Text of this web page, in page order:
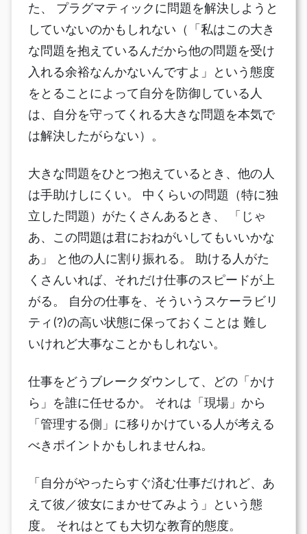
た、 プラグマティックに問題を解決しようと
していないのかもしれない（「私はこの大き
な問題を抱えているんだから他の問題を受け
入れる余裕なんかないんですよ」という態度
をとることによって自分を防御している人
は、自分を守ってくれる大きな問題を本気で
は解決したがらない）。
大きな問題をひとつ抱えているとき、他の人
は手助けしにくい。 中くらいの問題（特に独
立した問題）がたくさんあるとき、 「じゃ
あ、この問題は君におねがいしてもいいかな
あ」 と他の人に割り振れる。 助ける人がた
くさんいれば、それだけ仕事のスピードが上
がる。 自分の仕事を、そういうスケーラビリ
ティ(?)の高い状態に保っておくことは 難し
いけれど大事なことかもしれない。
仕事をどうブレークダウンして、どの「かけ
ら」を誰に任せるか。 それは「現場」から
「管理する側」に移りかけている人が考える
べきポイントかもしれませんね。
「自分がやったらすぐ済む仕事だけれど、あ
えて彼／彼女にまかせてみよう」という態
度。 それはとても大切な教育的態度。